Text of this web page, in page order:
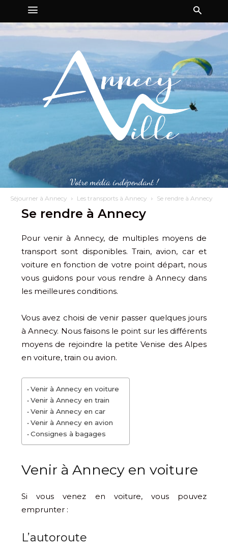
Votre média indépendant !
Séjourner à Annecy Les transports à Annecy Se rendre à Annecy
Se rendre à Annecy
Pour venir à Annecy, de multiples moyens de
transport sont disponibles. Train, avion, car et
voiture en fonction de votre point départ, nous
vous guidons pour vous rendre à Annecy dans
les meilleures conditions.
Vous avez choisi de venir passer quelques jours
à Annecy. Nous faisons le point sur les différents
moyens de rejoindre la petite Venise des Alpes
en voiture, train ou avion.
Venir à Annecy en voiture
Venir à Annecy en train
Venir à Annecy en car
Venir à Annecy en avion
Consignes à bagages
Venir à Annecy en voiture
Si vous venez en voiture, vous pouvez
emprunter :
L’autoroute